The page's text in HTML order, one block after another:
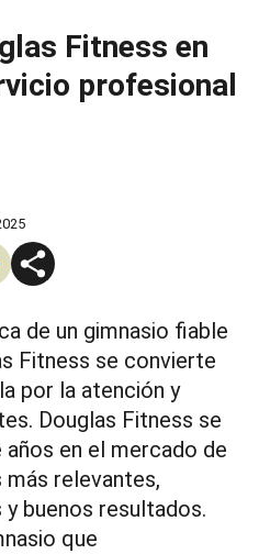
Fitness en
profesional
de un gimnasio fiable
Fitness se convierte
por la atención y
Douglas Fitness se
en el mercado de
relevantes,
buenos resultados.
que